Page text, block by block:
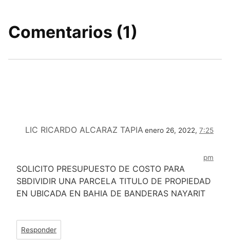
Comentarios (1)
LIC RICARDO ALCARAZ TAPIA enero 26, 2022, 7:25
pm
SOLICITO PRESUPUESTO DE COSTO PARA
SBDIVIDIR UNA PARCELA TITULO DE PROPIEDAD
EN UBICADA EN BAHIA DE BANDERAS NAYARIT
Responder